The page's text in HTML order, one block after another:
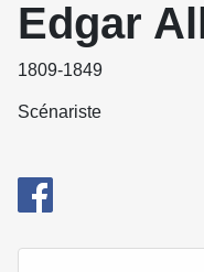
Edgar
1809-1849
Scénariste